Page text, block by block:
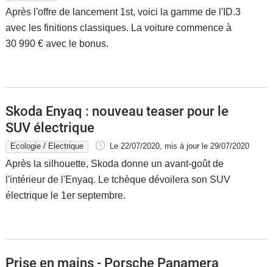
Après l'offre de lancement 1st, voici la gamme de l'ID.3
avec les finitions classiques. La voiture commence à
30 990 € avec le bonus.
Skoda Enyaq : nouveau teaser pour le
SUV électrique
Ecologie / Electrique Le 22/07/2020, mis à jour le 29/07/2020
Après la silhouette, Skoda donne un avant-goût de
l'intérieur de l'Enyaq. Le tchèque dévoilera son SUV
électrique le 1er septembre.
Prise en mains - Porsche Panamera